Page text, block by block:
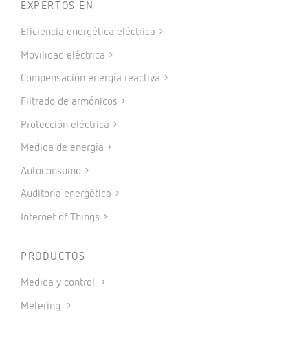
EXPERTOS EN
Eficiencia energética eléctrica
Movilidad eléctrica
Compensación energía reactiva
Filtrado de armónicos
Protección eléctrica
Medida de energía
Autoconsumo
Auditoría energética
Internet of Things
PRODUCTOS
Medida y control
Metering